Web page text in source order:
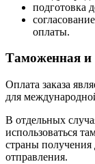
подготовка
оплаты.
Таможенная и
Оплата заказа
для
В отдельных
использоваться
страны получения
отправления.